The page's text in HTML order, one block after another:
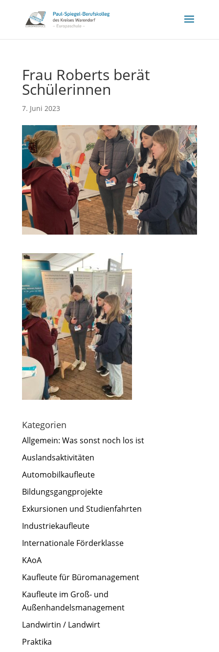
Frau Roberts berät
Schülerinnen
7. Juni 2023
Kategorien
Allgemein: Was sonst noch los ist
Auslandsaktivitäten
Automobilkaufleute
Bildungsgangprojekte
Exkursionen und Studienfahrten
Industriekaufleute
Internationale Förderklasse
KAoA
Kaufleute für Büromanagement
Kaufleute im Groß- und
Außenhandelsmanagement
Landwirtin / Landwirt
Praktika